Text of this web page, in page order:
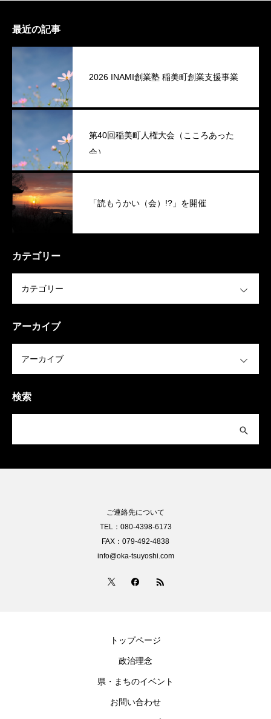
最近の記事
2026 INAMI創業塾 稲美町創業支援事業
第40回稲美町人権大会（こころあった
会）
「読もうかい（会）!?」を開催
カテゴリー
アーカイブ
検索
ご連絡先について
TEL：080-4398-6173
FAX：079-492-4838
info@oka-tsuyoshi.com
トップページ
政治理念
県・まちのイベント
お問い合わせ